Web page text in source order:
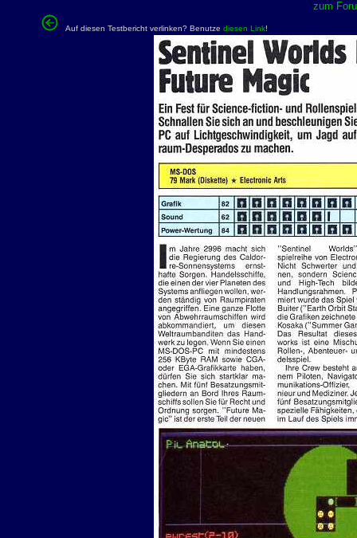
zum
Auf diesen Testbericht verlinken? Benutze diesen Link!